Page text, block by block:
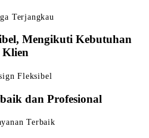
Mengikuti Kebutuhan
Klien
dan Profesional